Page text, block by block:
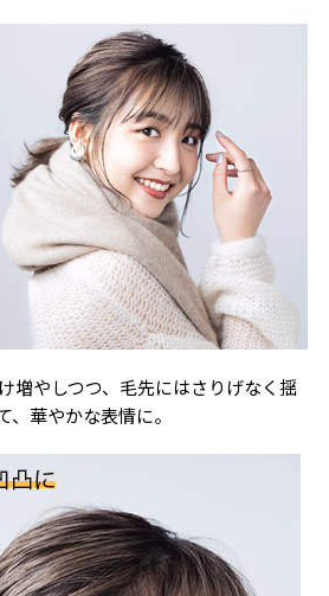
増やしつつ、毛先にはさりげなく揺
華やかな表情に。